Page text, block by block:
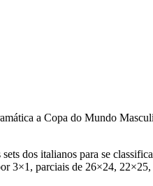
a Copa do Mundo
dos italianos para se
3×1, parciais de 26×24, 22×25,